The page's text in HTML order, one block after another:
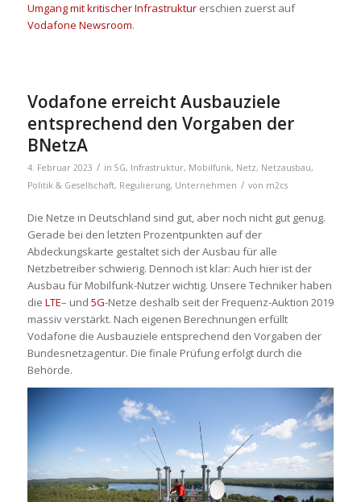
Umgang mit kritischer Infrastrukturerschien zuerst auf
Vodafone Newsroom.
Vodafone erreicht Ausbauziele
entsprechend den Vorgaben der
BNetzA
4. Februar 2023 / in 5G, Infrastruktur, Mobilfunk, Netz, Netzausbau,
Politik & Gesellschaft, Regulierung, Unternehmen / von m2cs
Die Netze in Deutschland sind gut, aber noch nicht gut genug.
Gerade bei den letzten Prozentpunkten auf der
Abdeckungskarte gestaltet sich der Ausbau für alle
Netzbetreiber schwierig. Dennoch ist klar: Auch hier ist der
Ausbau für Mobilfunk-Nutzer wichtig. Unsere Techniker haben
die LTE– und 5G-Netze deshalb seit der Frequenz-Auktion 2019
massiv verstärkt. Nach eigenen Berechnungen erfüllt
Vodafone die Ausbauziele entsprechend den Vorgaben der
Bundesnetzagentur. Die finale Prüfung erfolgt durch die
Behörde.